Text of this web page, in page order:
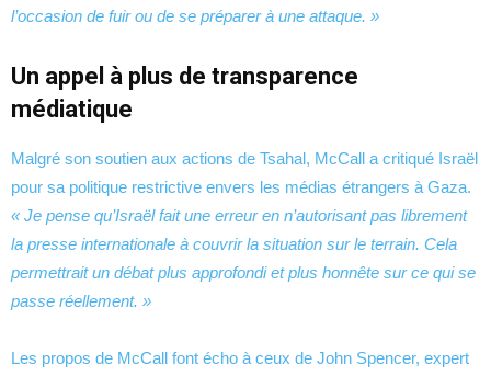
l’occasion de fuir ou de se préparer à une attaque. »
Un appel à plus de transparence
médiatique
Malgré son soutien aux actions de Tsahal, McCall a critiqué Israël
pour sa politique restrictive envers les médias étrangers à Gaza.
« Je pense qu’Israël fait une erreur en n’autorisant pas librement
la presse internationale à couvrir la situation sur le terrain. Cela
permettrait un débat plus approfondi et plus honnête sur ce qui se
passe réellement. »
Les propos de McCall font écho à ceux de John Spencer, expert